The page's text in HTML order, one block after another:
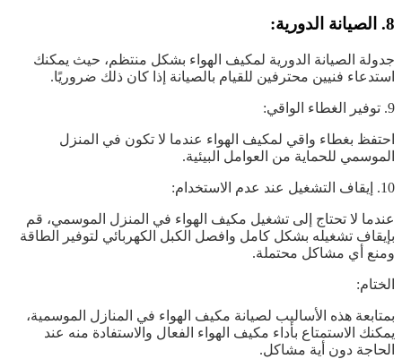
8. الصيانة الدورية:
جدولة الصيانة الدورية لمكيف الهواء بشكل منتظم، حيث يمكنك
استدعاء فنيين محترفين للقيام بالصيانة إذا كان ذلك ضروريًا.
9. توفير الغطاء الواقي:
احتفظ بغطاء واقي لمكيف الهواء عندما لا تكون في المنزل
الموسمي للحماية من العوامل البيئية.
10. إيقاف التشغيل عند عدم الاستخدام:
عندما لا تحتاج إلى تشغيل مكيف الهواء في المنزل الموسمي، قم
بإيقاف تشغيله بشكل كامل وافصل الكبل الكهربائي لتوفير الطاقة
ومنع أي مشاكل محتملة.
الختام:
بمتابعة هذه الأساليب لصيانة مكيف الهواء في المنازل الموسمية،
يمكنك الاستمتاع بأداء مكيف الهواء الفعال والاستفادة منه عند
الحاجة دون أية مشاكل.